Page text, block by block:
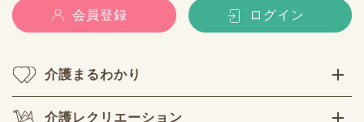
会員登録 ログイン
介護まるわかり
介護レクリエーション